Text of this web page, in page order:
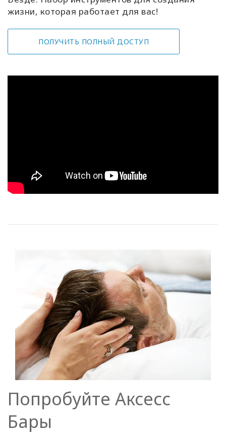
жизни, которая работает для вас!
ПОЛУЧИТЬ ПОЛНЫЙ ДОСТУП
Попробуйте Аксесс
Бары